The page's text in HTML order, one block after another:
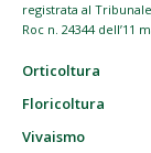
registrata al
Roc n. 24344 dell’11
Orticoltura
Floricoltura
Vivaismo